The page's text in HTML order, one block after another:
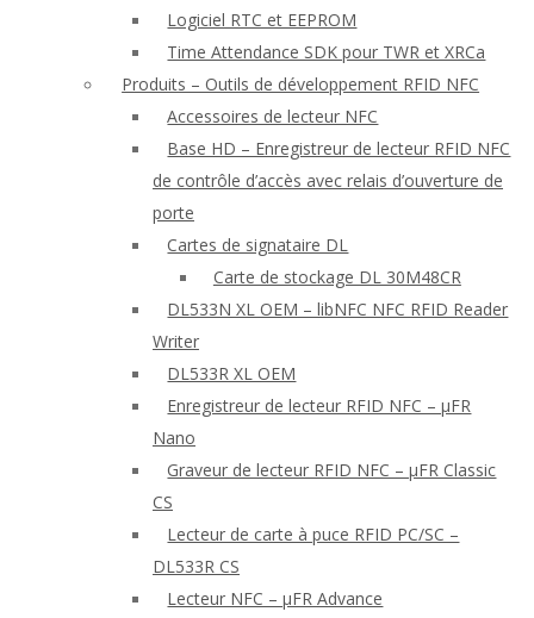
Logiciel RTC et EEPROM
Time Attendance SDK pour TWR et XRCa
Produits – Outils de développement RFID NFC
Accessoires de lecteur NFC
Base HD – Enregistreur de lecteur RFID NFC
de contrôle d’accès avec relais d’ouverture de
porte
Cartes de signataire DL
Carte de stockage DL 30M48CR
DL533N XL OEM – libNFC NFC RFID Reader
Writer
DL533R XL OEM
Enregistreur de lecteur RFID NFC – μFR
Nano
Graveur de lecteur RFID NFC – μFR Classic
CS
Lecteur de carte à puce RFID PC/SC –
DL533R CS
Lecteur NFC – μFR Advance